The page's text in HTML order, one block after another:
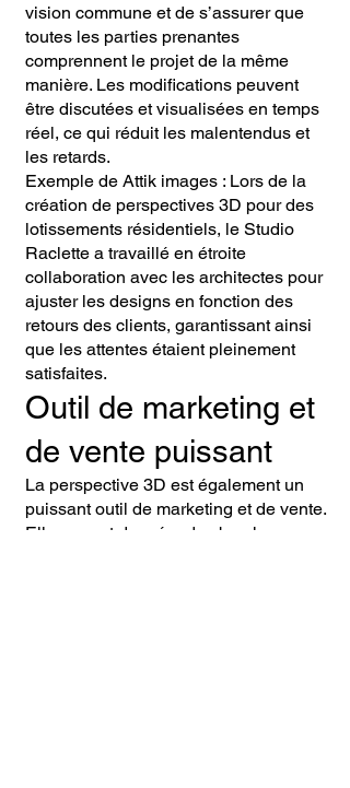
vision commune et de s’assurer que
toutes les parties prenantes
comprennent le projet de la même
manière. Les modifications peuvent
être discutées et visualisées en temps
réel, ce qui réduit les malentendus et
les retards.
Exemple de Attik images : Lors de la
création de perspectives 3D pour des
lotissements résidentiels, le Studio
Raclette a travaillé en étroite
collaboration avec les architectes pour
ajuster les designs en fonction des
retours des clients, garantissant ainsi
que les attentes étaient pleinement
satisfaites.
Outil de marketing et
de vente puissant
La perspective 3D est également un
puissant outil de marketing et de vente.
Elle permet de créer des brochures,